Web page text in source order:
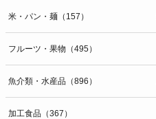
米・パン・麺（157）
フルーツ・果物（495）
魚介類・水産品（896）
加工食品（367）